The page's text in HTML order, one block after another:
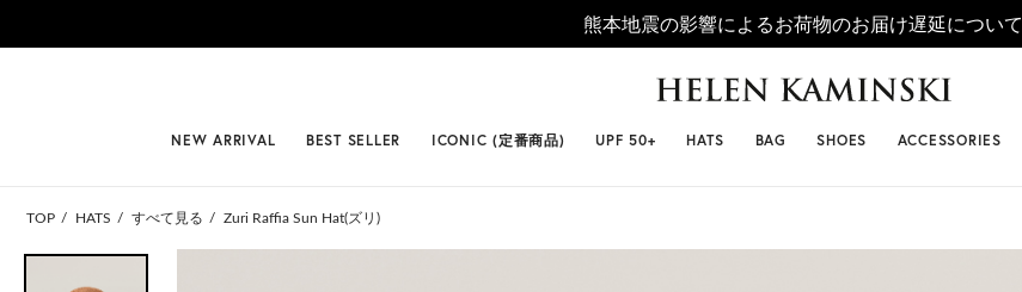
熊本地震の影響によるお荷物のお届け遅延について
#ビベット #キャップ #ビアンカ
NEW ARRIVAL BEST SELLER ICONIC (定番商品) UPF 50+ HATS BAG SHOES ACCESSORIES
TOP HATS すべて見る Zuri Raffia Sun Hat(ズリ)